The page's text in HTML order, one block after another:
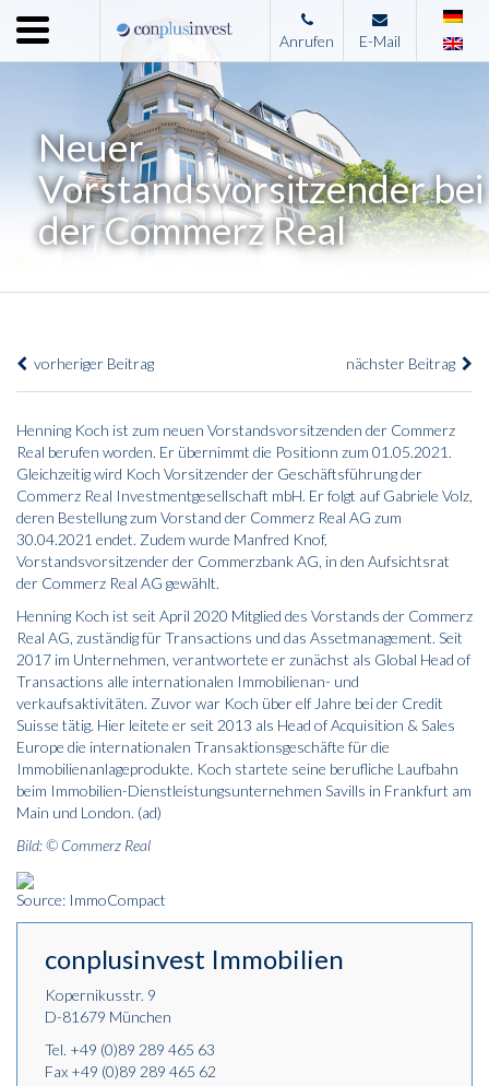
Menu
Home
Unternehmen
Leistungen
Immobilienangebote
News
Impressum
Anrufen E-Mail
Neuer
Vorstandsvorsitzender bei
der Commerz Real
vorheriger Beitrag nächster Beitrag
Henning Koch ist zum neuen Vorstandsvorsitzenden der Commerz
Real berufen worden. Er übernimmt die Positionn zum 01.05.2021.
Gleichzeitig wird Koch Vorsitzender der Geschäftsführung der
Commerz Real Investmentgesellschaft mbH. Er folgt auf Gabriele Volz,
deren Bestellung zum Vorstand der Commerz Real AG zum
30.04.2021 endet. Zudem wurde Manfred Knof,
Vorstandsvorsitzender der Commerzbank AG, in den Aufsichtsrat
der Commerz Real AG gewählt.
Henning Koch ist seit April 2020 Mitglied des Vorstands der Commerz
Real AG, zuständig für Transactions und das Assetmanagement. Seit
2017 im Unternehmen, verantwortete er zunächst als Global Head of
Transactions alle internationalen Immobilienan- und
verkaufsaktivitäten. Zuvor war Koch über elf Jahre bei der Credit
Suisse tätig. Hier leitete er seit 2013 als Head of Acquisition & Sales
Europe die internationalen Transaktionsgeschäfte für die
Immobilienanlageprodukte. Koch startete seine berufliche Laufbahn
beim Immobilien-Dienstleistungsunternehmen Savills in Frankfurt am
Main und London. (ad)
Bild: © Commerz Real
Source: ImmoCompact
conplusinvest Immobilien
Kopernikusstr. 9
D-81679 München
Tel. +49 (0)89 289 465 63
Fax +49 (0)89 289 465 62